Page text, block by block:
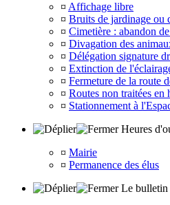
¤ Affichage libre
¤ Bruits de jardinage ou
¤ Cimetière : abandon
¤ Divagation des
¤ Délégation signature
¤ Extinction de
¤ Fermeture de la route
¤ Routes non traitées en
¤ Stationnement à
Heures
¤ Mairie
¤ Permanence des élus
Le bulletin